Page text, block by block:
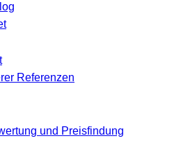
Referenzen
und Preisfindung